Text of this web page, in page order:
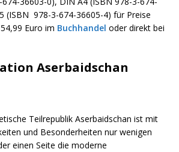
(ISBN 978-3-674-36605-4) für Preise
Euro im Buchhandel oder direkt bei
Aserbaidschan
Teilrepublik Aserbaidschan ist mit
und Besonderheiten nur wenigen
einen Seite die moderne